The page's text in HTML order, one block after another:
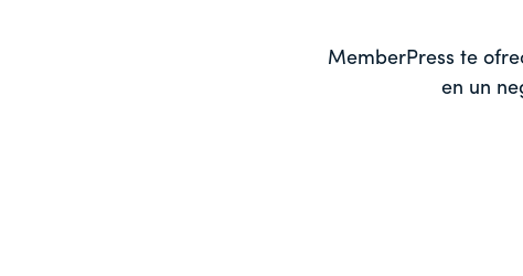
MemberPress te
en un